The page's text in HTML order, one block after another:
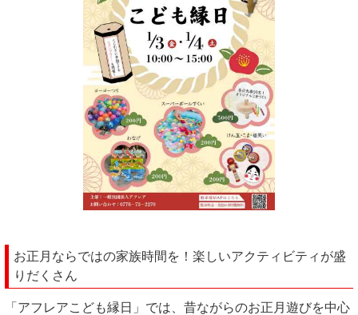
お正月ならではの家族時間を！楽しいアクティビティが盛
りだくさん
「アフレアこども縁日」では、昔ながらのお正月遊びを中心